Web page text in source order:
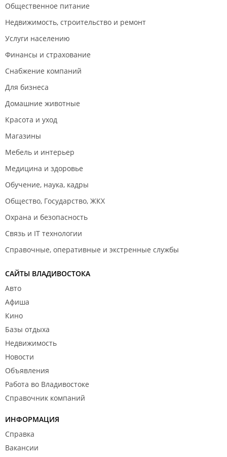
Общественное питание
Недвижимость, строительство и ремонт
Услуги населению
Финансы и страхование
Снабжение компаний
Для бизнеса
Домашние животные
Красота и уход
Магазины
Мебель и интерьер
Медицина и здоровье
Обучение, наука, кадры
Общество, Государство, ЖКХ
Охрана и безопасность
Связь и IT технологии
Справочные, оперативные и экстренные службы
САЙТЫ ВЛАДИВОСТОКА
Авто
Афиша
Кино
Базы отдыха
Недвижимость
Новости
Объявления
Работа во Владивостоке
Справочник компаний
ИНФОРМАЦИЯ
Справка
Вакансии